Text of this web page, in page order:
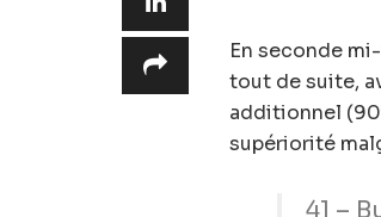
En seconde
tout de suite,
additionnel
supériorité
41 –